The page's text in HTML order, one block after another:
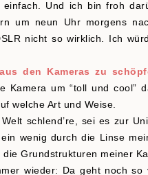
Und ich bin froh
um neun Uhr morgens
nicht so wirklich. Ich
den Kameras zu
um “toll und cool”
welche Art und Weise.
schlend’re, sei es zur
wenig durch die Linse
Grundstrukturen meiner
wieder: Da geht noch so